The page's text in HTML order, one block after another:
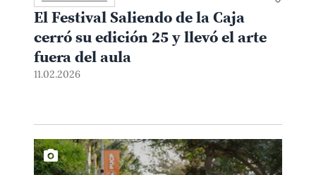
El Festival Saliendo de la Caja
cerró su edición 25 y llevó el arte
fuera del aula
11.02.2026